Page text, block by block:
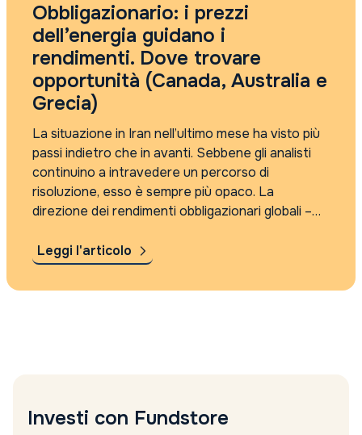
Obbligazionario: i prezzi
dell’energia guidano i
rendimenti. Dove trovare
opportunità (Canada, Australia e
Grecia)
La situazione in Iran nell’ultimo mese ha visto più
passi indietro che in avanti. Sebbene gli analisti
continuino a intravedere un percorso di
risoluzione, esso è sempre più opaco. La
direzione dei rendimenti obbligazionari globali –
ha seguito estremamente da vicino i...
Leggi l'articolo
Investi con Fundstore